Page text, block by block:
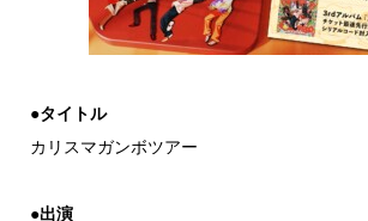
●タイトル
カリスマガンボツアー
●出演